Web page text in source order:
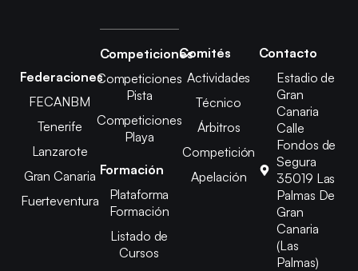
Federaciones
FECANBM
Tenerife
Lanzarote
Gran Canaria
Fuerteventura
Competiciones
Competiciones
Pista
Competiciones
Playa
Formación
Plataforma
Formación
Listado de
Cursos
Comités
Actividades
Técnico
Árbitros
Competición
Apelación
Contacto
Estadio de
Gran
Canaria
Calle
Fondos de
Segura
35019 Las
Palmas De
Gran
Canaria
(Las
Palmas)